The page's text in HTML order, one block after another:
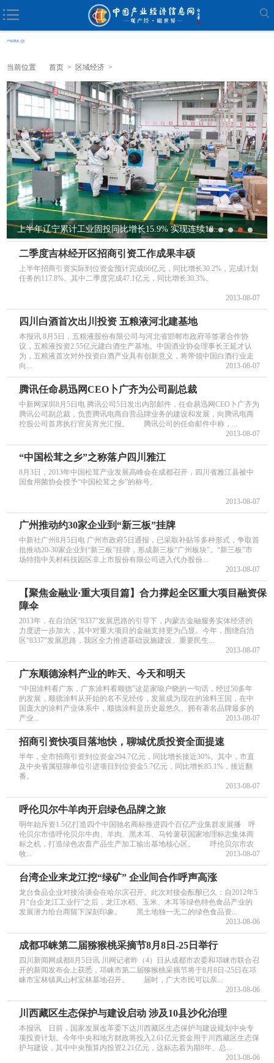
当前位置 首页 > 区域经济 >
上半年辽宁累计工业固投同比增长15.9% 实现连续18...
二季度吉林经开区招商引资工作成果丰硕
上半年招商引资实际到位资金预计完成66亿元，同比增长30.2%，完成计划
任务的117.8%。其中二季度完成47.1亿元，同比增长30.3%。
2013-08-07
四川白酒首次出川投资 五粮液河北建基地
本报讯 8月5日，五粮液股份有限公司与河北省邯郸市政府等签署合作协
议，五粮液投资2.55亿元建白酒生产基地。中国酒业协会理事长王延才认
为，五粮液首次对外投资白酒产业具有创新意义，将带领中国白酒行业走
向...
2013-08-07
腾讯任命易迅网CEO卜广齐为公司副总裁
中新网深圳8月5日电 腾讯公司5日发出内部邮件，任命易迅网CEO卜广齐为
腾讯公司副总裁，负责腾讯电商自营品牌业务的建设和发展，向腾讯电商
控股公司首席执行官吴宵光汇报。 腾讯公司的任命邮件中称，...
2013-08-07
“中国松茸之乡”之称落户四川雅江
8月3日，2013年中国松茸产业发展高峰会在成都召开，四川省雅江县被中
国食用菌协会授予“中国松茸之乡”的称号。
2013-08-07
广州推动约30家企业到“新三板”挂牌
中新社广州8月5日电 广州市政府5日通报，已采取补贴等多种形式，争取首
批推动20-30家企业到“新三板”挂牌，形成新三板“广州板块”。“新三板”市
场特指中关村科技园区非上市股份有限公司进入代办股份...
2013-08-07
【聚焦金融业·重大项目篇】合力撑起全区重大项目融资保
障伞
2013年，在自治区“8337”发展思路的引导下，内蒙古金融服务实体经济的
力度进一步加大，其中对重大项目的金融支持更为凸显。今年，围绕自治
区“8337”发展思路，我区全力推进基础设施建设、重要民生...
2013-08-07
广东顺德涂料产业的昨天、今天和明天
“中国涂料看广东，广东涂料看顺德”这是家喻户晓的一句话，经过50多年
的发展，顺德涂料从开始的名不见经传，发展成为现在的涂料王国，在中
国庞大的涂料产业体系中，顺德涂料是历史最悠久、拥有著名品牌最多的
产业...
2013-08-07
招商引资快项目落地快，聊城优质投资全面提速
半年，全市招商引资到位资金294.7亿元，同比增长接近30%。其中，市直
及中央省属驻聊单位引进项目到位资金5.7亿元，同比增长85.1%，接近翻
番。
2013-08-07
呼伦贝尔牛羊肉开启绿色品牌之旅
明年始斥资1.5亿打造四个中国驰名商标推进四个百亿产业集群发展播 呼
伦贝尔市借呼伦贝尔牛肉、羊肉、黑木耳、马铃薯获国家地理标志集体商
标之机，打造绿色农畜产品生产加工输出基地核心区。 呼伦贝尔市农
牧...
2013-08-07
台湾企业来龙江挖“绿矿” 企业间合作呼声高涨
龙台食品企业对接洽谈会在哈尔滨召开。此次对接会酝酿已久：自2012年5
月“台企龙江工业行”之后，龙江水稻、玉米、木耳等绿色特色食品产业的
发展潜力给台商留下深刻印象。 黑土地独一无二的绿色食品资...
2013-08-06
成都邛崃第二届猕猴桃采摘节8月8日-25日举行
四川新闻网成都8月5日讯 川网记者昨（4）日从成都市农委和邛崃市联合召
开的新闻发布会上获悉，邛崃市第二届猕猴桃采摘节将于8月8日-25日在邛
崃市宝林镇凤山村宝林基地召开。 届时，广大市民可以亲...
2013-08-06
川西藏区生态保护与建设启动 涉及10县沙化治理
本报讯 日前，国家发展改革委下达川西藏区生态保护与建设规划中央专
项投资计划。今年中央和地方财政将投入2.61亿元资金用于川西藏区生态保
护与建设，其中中央预算内投资2.21亿元，这标志着为期8年、总...
2013-08-06